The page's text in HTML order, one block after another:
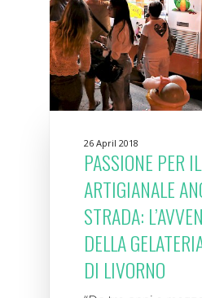
26 April 2018
PASSIONE PER
ARTIGIANALE
STRADA:
DELLA
DI LIVORNO